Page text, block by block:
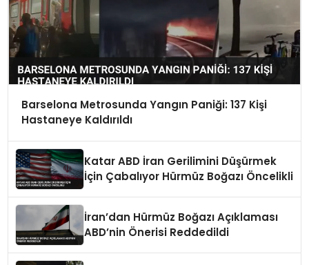
Barselona Metrosunda Yangın Paniği: 137 Kişi
Hastaneye Kaldırıldı
Katar ABD İran Gerilimini Düşürmek
İçin Çabalıyor Hürmüz Boğazı Öncelikli
İran’dan Hürmüz Boğazı Açıklaması
ABD’nin Önerisi Reddedildi